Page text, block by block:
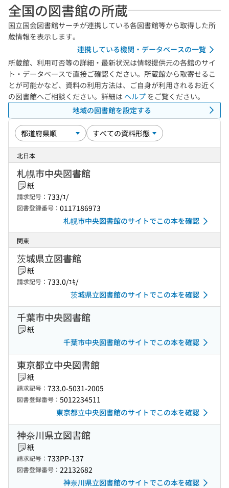
全国の図書館の所蔵
国立国会図書館サーチが連携している各図書館等から取得した所
蔵情報を表示します。
連携している機関・データベースの一覧
所蔵館、利用可否等の詳細・最新状況は情報提供元の各館のサイ
ト・データベースで直接ご確認ください。所蔵館から取寄せるこ
とが可能かなど、資料の利用方法は、ご自身が利用されるお近く
の図書館へご相談ください。詳細は ヘルプ をご覧ください。
地域の図書館を設定する
北日本
札幌市中央図書館
紙
請求記号： 733/ﾕ/
図書登録番号： 0117186973
札幌市中央図書館のサイトでこの本を確認
関東
茨城県立図書館
紙
請求記号： 733.0/ﾕｷ/
茨城県立図書館のサイトでこの本を確認
千葉市中央図書館
紙
千葉市中央図書館のサイトでこの本を確認
東京都立中央図書館
紙
請求記号： 733.0-5031-2005
図書登録番号： 5012234511
東京都立中央図書館のサイトでこの本を確認
神奈川県立図書館
紙
請求記号： 733PP-137
図書登録番号： 22132682
神奈川県立図書館のサイトでこの本を確認